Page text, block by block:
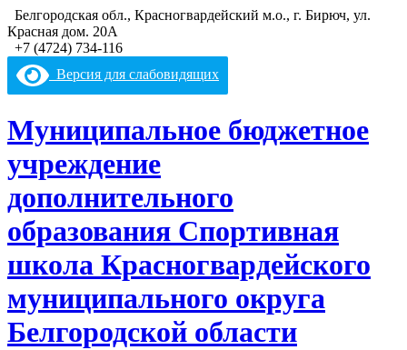
Белгородская обл., Красногвардейский м.о., г. Бирюч, ул.
Красная дом. 20А
+7 (4724) 734-116
Версия для слабовидящих
Муниципальное бюджетное
учреждение
дополнительного
образования Спортивная
школа Красногвардейского
муниципального округа
Белгородской области